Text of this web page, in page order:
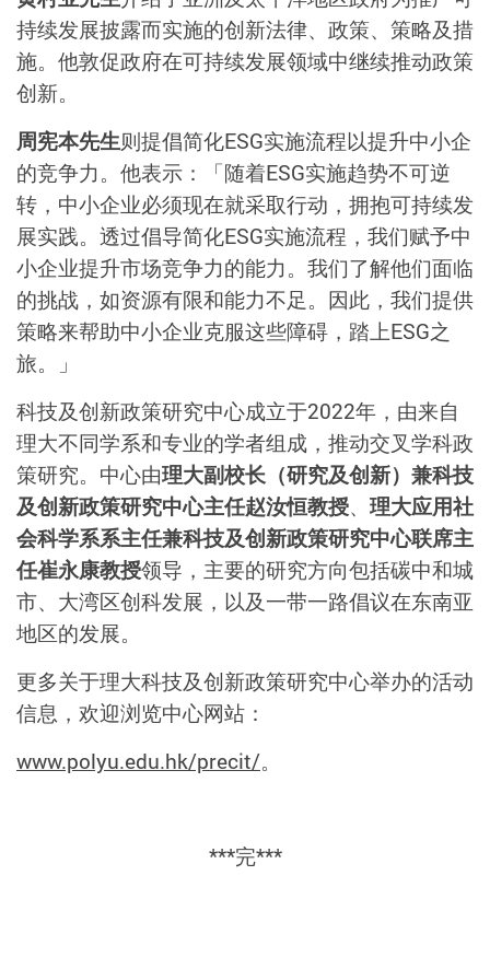
持续发展披露而实施的创新法律、政策、策略及措
施。他敦促政府在可持续发展领域中继续推动政策
创新。
周宪本先生则提倡简化ESG实施流程以提升中小企
的竞争力。他表示：「随着ESG实施趋势不可逆
转，中小企业必须现在就采取行动，拥抱可持续发
展实践。透过倡导简化ESG实施流程，我们赋予中
小企业提升市场竞争力的能力。我们了解他们面临
的挑战，如资源有限和能力不足。因此，我们提供
策略来帮助中小企业克服这些障碍，踏上ESG之
旅。」
科技及创新政策研究中心成立于2022年，由来自
理大不同学系和专业的学者组成，推动交叉学科政
策研究。中心由理大副校长（研究及创新）兼科技
及创新政策研究中心主任赵汝恒教授、 理大应用社
会科学系系主任兼科技及创新政策研究中心联席主
任崔永康教授领导，主要的研究方向包括碳中和城
市、大湾区创科发展，以及一带一路倡议在东南亚
地区的发展。
更多关于理大科技及创新政策研究中心举办的活动
信息，欢迎浏览中心网站：
www.polyu.edu.hk/precit/。
***完***